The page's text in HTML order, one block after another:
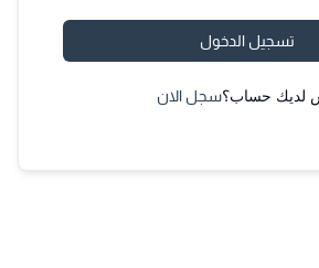
تسجيل الدخول
لديك حساب؟سجل الان